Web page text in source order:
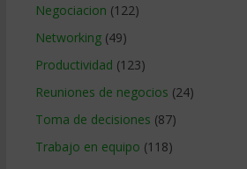
Negociacion (122)
Networking(49)
Productividad (123)
Reuniones de negocios (24)
Toma de decisiones (87)
Trabajo en equipo (118)